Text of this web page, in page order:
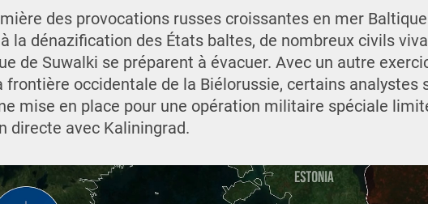
des provocations russes croissantes en mer
la dénazification des États baltes, de nombreux civils
de Suwalki se préparent à évacuer. Avec un autre
frontière occidentale de la Biélorussie, certains analystes
mise en place pour une opération militaire spéciale
directe avec Kaliningrad.